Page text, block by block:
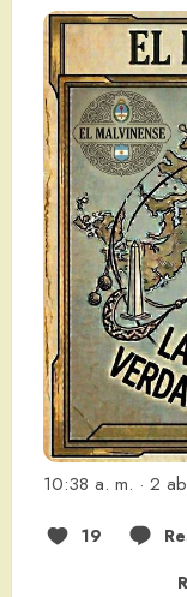
10:38 a. m. · 2
19